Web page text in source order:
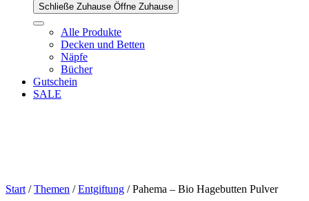
Schließe Zuhause Öffne Zuhause
Alle Produkte
Decken und Betten
Näpfe
Bücher
Gutschein
SALE
Start /Themen /Entgiftung / Pahema – Bio Hagebutten Pulver